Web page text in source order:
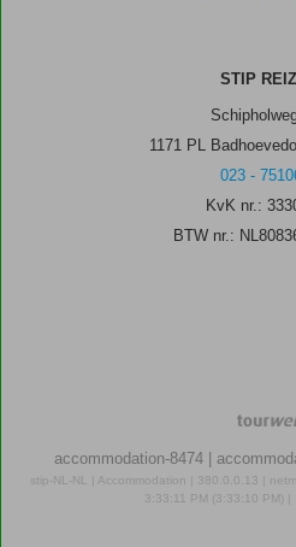
STIP
1171 PL
023 -
KvK nr.:
BTW nr.:
accommodation-8474 |
stip-NL-NL | Accommodation | 380.0.0.13 |
3:33:11 PM (3:33:10 PM)